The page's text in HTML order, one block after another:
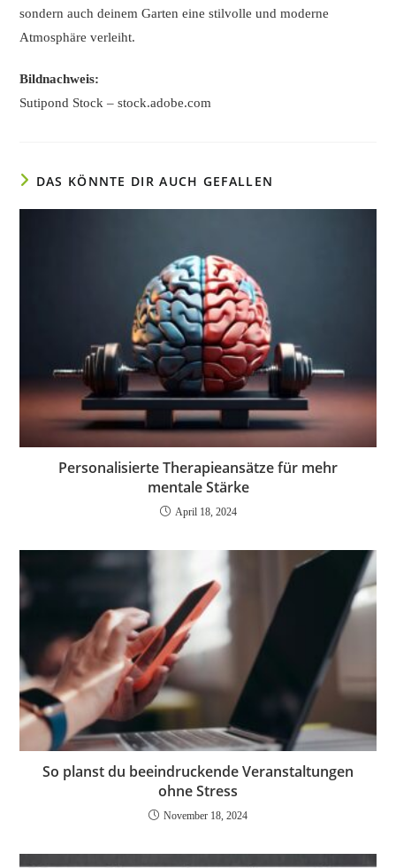
sondern auch deinem Garten eine stilvolle und moderne
Atmosphäre verleiht.
Bildnachweis:
Sutipond Stock – stock.adobe.com
DAS KÖNNTE DIR AUCH GEFALLEN
Personalisierte Therapieansätze für mehr
mentale Stärke
April 18, 2024
So planst du beeindruckende Veranstaltungen
ohne Stress
November 18, 2024